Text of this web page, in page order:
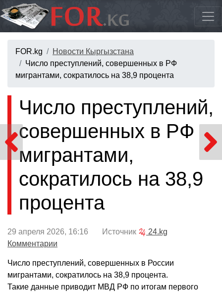
FOR.kg
Новости Кыргызстана
Число преступлений, совершенных в РФ
мигрантами, сократилось на 38,9 процента
Число преступлений,
совершенных в РФ
мигрантами,
сократилось на 38,9
процента
29 апреля 2026, 16:16 Источник
24.kg
Комментарии
Число преступлений, совершенных в России
мигрантами, сократилось на 38,9 процента.
Такие данные приводит МВД РФ по итогам первого